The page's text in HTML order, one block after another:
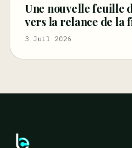
Une nouvelle feuille
vers la relance de la
chanvre en Europe
3 Juil 2026